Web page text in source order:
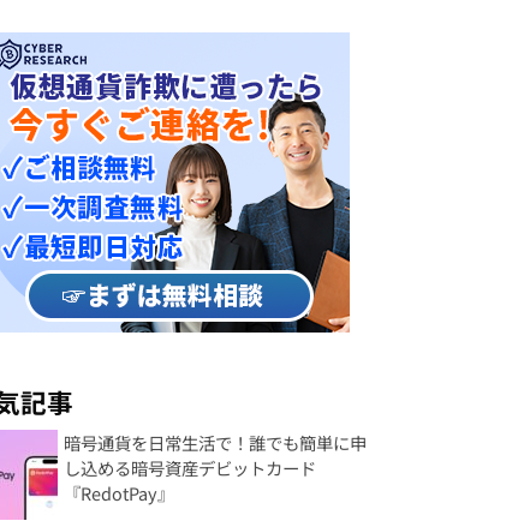
記事
暗号通貨を日常生活で！誰でも簡単に申
し込める暗号資産デビットカード
『RedotPay』